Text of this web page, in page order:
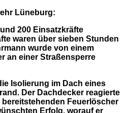
Lüneburg:
200 Einsatzkräfte
waren über sieben Stunden
wurde von einem
an einer Straßensperre
Isolierung im Dach eines
Der Dachdecker reagierte
Feuerlöscher
Erfolg, worauf er